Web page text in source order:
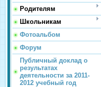
Родителям
Школьникам
Фотоальбом
Форум
Публичный доклад о
результатах
деятельности за 2011-
2012 учебный год